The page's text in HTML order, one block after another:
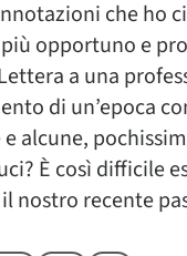
che ho
opportuno e
a una
di un’epoca
alcune,
È così difficile
nostro recente